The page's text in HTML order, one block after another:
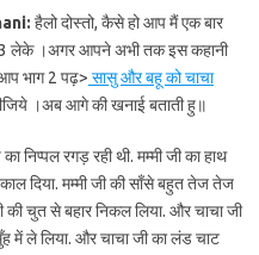
हैलो दोस्तो, कैसे हो आप मैं एक बार
3 लेके ।अगर आपने अभी तक इस कहानी
भाग 2 पढ़> सासु और बहू को चाचा
।अब आगे की खनाई बताती हु॥
निप्पल रगड़ रही थी. मम्मी जी का हाथ
दिया. मम्मी जी की साँसे बहुत तेज तेज
की चुत से बहार निकल लिया. और चाचा जी
में ले लिया. और चाचा जी का लंड चाट